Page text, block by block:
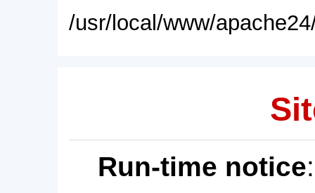
/usr/local/www/
Run-time notice